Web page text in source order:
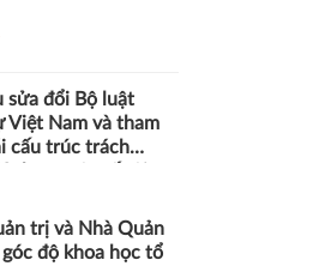
sửa đổi Bộ luật
Việt Nam và tham
cấu trúc trách
trị và Nhà Quản
độ khoa học tổ